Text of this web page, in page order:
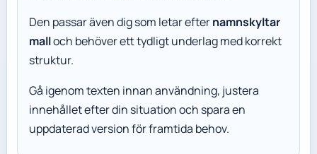
Den passar även dig som letar efternamnskyltar
malloch behöver ett tydligt underlag med korrekt
struktur.
Gå igenom texten innan användning, justera
innehållet efter din situation och spara en
uppdaterad version för framtida behov.